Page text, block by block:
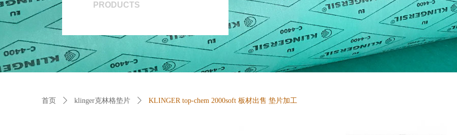
PRODUCTS
首页 ꄲ klinger克林格垫片 ꄲ KLINGER top-chem 2000soft 板材出售 垫片加工